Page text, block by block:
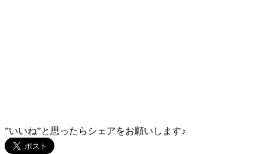
”いいね”と思ったらシェアをお願いします♪